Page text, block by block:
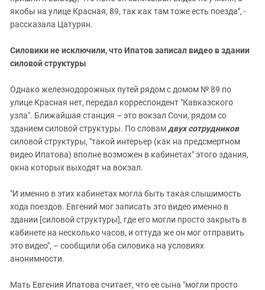
якобы на улице Красная, 89, так как там тоже есть поезда", -
рассказала Цатурян.
Силовики не исключили, что Ипатов записал видео в здании
силовой структуры
Однако железнодорожных путей рядом с домом № 89 по
улице Красная нет, передал корреспондент "Кавказского
узла". Ближайшая станция – это вокзал Сочи, рядом со
зданием силовой структуры. По словамдвух сотрудников
силовой структуры, "такой интерьер (как на предсмертном
видео Ипатова) вполне возможен в кабинетах" этого здания,
окна которых выходят на вокзал.
"И именно в этих кабинетах могла быть такая слышимость
хода поездов. Евгений мог записать это видео именно в
здании [силовой структуры], где его могли просто закрыть в
кабинете на несколько часов, и оттуда же он мог отправить
это видео", – сообщили оба силовика на условиях
анонимности.
Мать Евгения Ипатова считает, что ее сына "могли просто